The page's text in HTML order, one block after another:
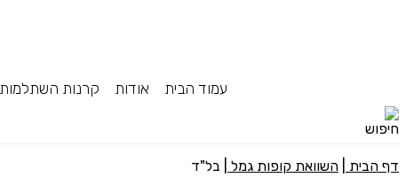
עמוד הבית אודות קרנות השתלמות
דף הבית השוואת קופות גמל בל"ד